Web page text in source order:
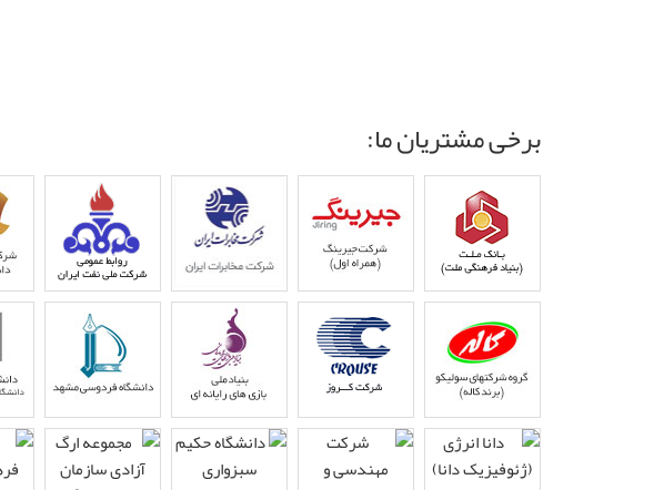
برخی مشتریان ما: